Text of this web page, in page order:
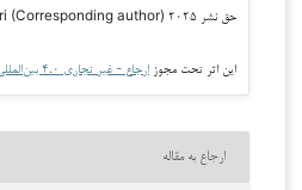
حق نشر ۲۰۲۵ Farangis Mansouri (Corresponding author)
این اثر تحت مجوز ارجاع - غیر تجاری ۴.۰ بین‌المللی
ارجاع به مقاله